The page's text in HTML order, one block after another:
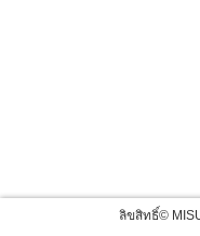
ลิขสิทธิ์©